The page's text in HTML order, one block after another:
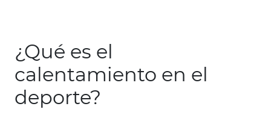
¿Qué es el
calentamiento en el
deporte?